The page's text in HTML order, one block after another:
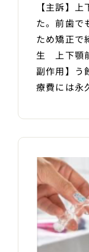
【主訴】
た。前歯で
ため矯正で
生 上下顎
副作用】う
療費には